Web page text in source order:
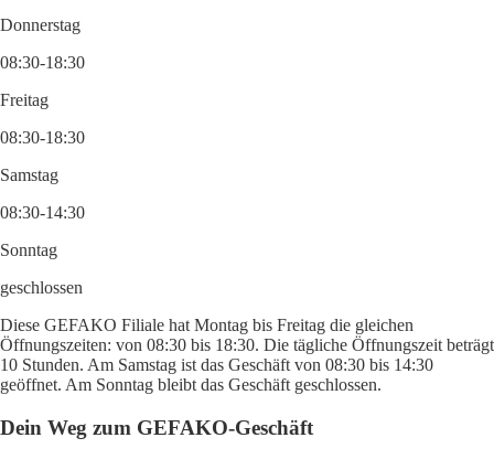
Donnerstag
08:30-18:30
Freitag
08:30-18:30
Samstag
08:30-14:30
Sonntag
geschlossen
Diese GEFAKO Filiale hat Montag bis Freitag die gleichen
Öffnungszeiten: von 08:30 bis 18:30. Die tägliche Öffnungszeit beträgt
10 Stunden. Am Samstag ist das Geschäft von 08:30 bis 14:30
geöffnet. Am Sonntag bleibt das Geschäft geschlossen.
Dein Weg zum GEFAKO-Geschäft